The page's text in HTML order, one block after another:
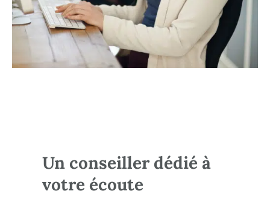
Un conseiller dédié à
votre écoute